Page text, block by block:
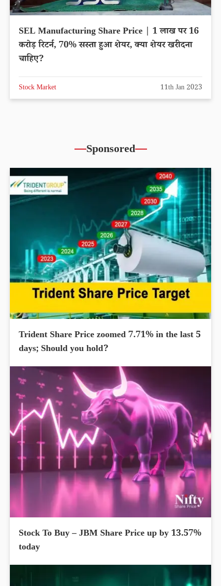
SEL Manufacturing Share Price | 1 लाख पर 16
करोड़ रिटर्न, 70% सस्ता हुआ शेयर, क्या शेयर खरीदना
चाहिए?
Stock Market 11th Jan 2023
Sponsored
Trident Share Price zoomed 7.71% in the last 5
days; Should you hold?
Stock To Buy – JBM Share Price up by 13.57%
today